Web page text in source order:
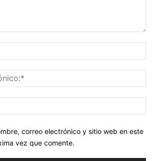
correo electrónico y sitio web en este
vez que comente.